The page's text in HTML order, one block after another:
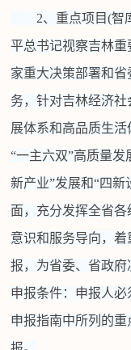
2、重点项目(智库
平总书记视察吉林
家重大决策部署和
务，针对吉林经济
展体系和高品质生
“一主六双”高质量发
新产业”发展和“四新
面，充分发挥全省
意识和服务导向，
报，为省委、省政府
申报条件：申报人
申报指南中所列的